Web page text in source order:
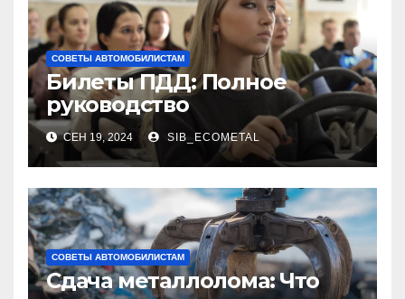
СОВЕТЫ АВТОМОБИЛИСТАМ
Билеты ПДД: Полное
руководство
СЕН 19, 2024 SIB_ECOMETAL
СОВЕТЫ АВТОМОБИЛИСТАМ
Сдача металлолома: Что